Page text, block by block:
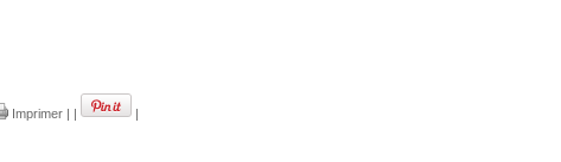
Imprimer | | |